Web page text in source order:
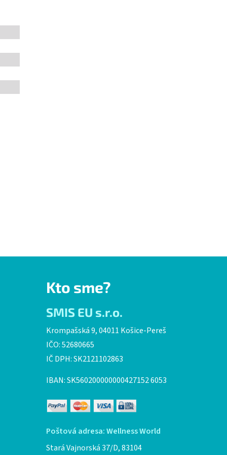
Kto sme?
SMIS EU s.r.o.
Krompašská 9, 04011 Košice-Pereš
IČO: 52680665
IČ DPH: SK2121102863
IBAN: SK560200000000427152 6053
Poštová adresa: Wellness World
Stará Vajnorská 37/D, 83104